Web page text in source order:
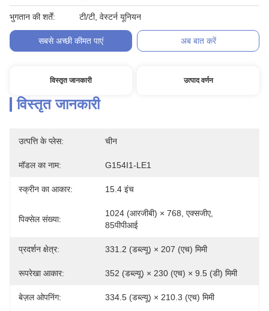
भुगतान की शर्तें: टी/टी, वेस्टर्न यूनियन
सबसे अच्छी कीमत पाएं अब बात करें
विस्तृत जानकारी उत्पाद वर्णन
विस्तृत जानकारी
उत्पत्ति के प्लेस: चीन
मॉडल का नाम: G154I1-LE1
स्क्रीन का आकार: 15.4 इंच
पिक्सेल संख्या:
1024 (आरजीबी) × 768, एक्सजीए,
85पीपीआई
प्रदर्शन क्षेत्र: 331.2 (डब्ल्यू) × 207 (एच) मिमी
रूपरेखा आकार: 352 (डब्ल्यू) × 230 (एच) × 9.5 (डी) मिमी
बेज़ल ओपनिंग: 334.5 (डब्ल्यू) × 210.3 (एच) मिमी